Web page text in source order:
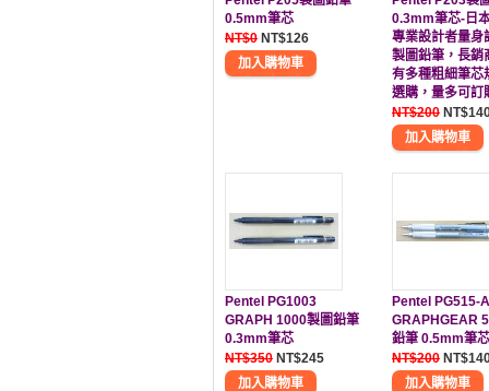
0.5mm筆芯
NT$0 NT$126
0.3mm筆芯-日
專業設計者量身
製圖鉛筆，長銷
有多種粗細筆芯
選購，量多可訂
NT$200
Pentel PG1003
GRAPH 1000製圖鉛筆
0.3mm筆芯
NT$350 NT$245
Pentel PG515-A
GRAPHGEAR
鉛筆 0.5mm筆芯
NT$200